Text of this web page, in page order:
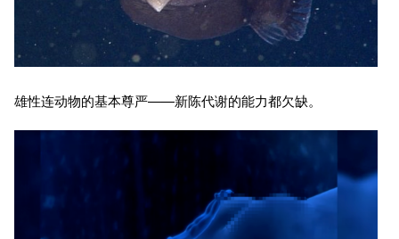
雄性连动物的基本尊严——新陈代谢的能力都欠缺。